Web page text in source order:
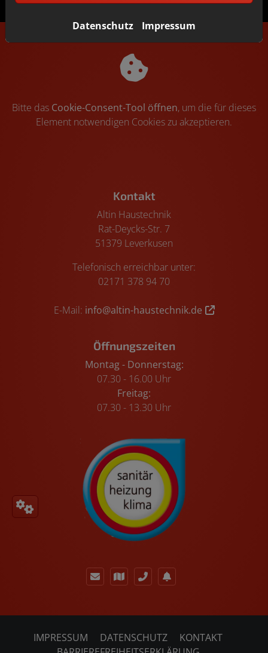
Bitte das Cookie-Consent-Tool öffnen, um die für dieses
Element notwendigen Cookies zu akzeptieren.
Footer - Kontaktdaten und Öffnungszeiten
Kontakt
Altin Haustechnik
Rat-Deycks-Str. 7
51379 Leverkusen
Telefonisch erreichbar unter:
02171 378 94 70
E-Mail: info@altin-haustechnik.de
Öffnungszeiten
Montag - Donnerstag:
07.30 - 16.00 Uhr
Freitag:
07.30 - 13.30 Uhr
IMPRESSUM DATENSCHUTZ
KONTAKT
Datenschutz Impressum